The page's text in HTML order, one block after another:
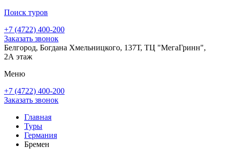
Поиск туров
+7 (4722) 400-200
Заказать звонок
Белгород, Богдана Хмельницкого, 137Т, ТЦ "МегаГринн",
2А этаж
Меню
+7 (4722) 400-200
Заказать звонок
Главная
Туры
Германия
Бремен